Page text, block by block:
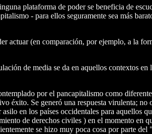
plataforma de poder se beneficia de
- para ellos seguramente sea más
actuar (en comparación, por ejemplo, a la
de media se da en aquellos contextos
por el pancapitalismo como
éxito. Se generó una respuesta virulenta; no
en los países occidentales para aquellos
de derechos civiles ) en el momento en
se hizo muy poca cosa por parte